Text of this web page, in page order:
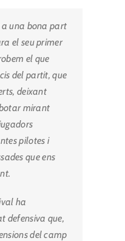
una bona part
el seu primer
el que
del partit, que
deixant
mirant
pilotes i
que ens
ha
defensiva que,
del camp